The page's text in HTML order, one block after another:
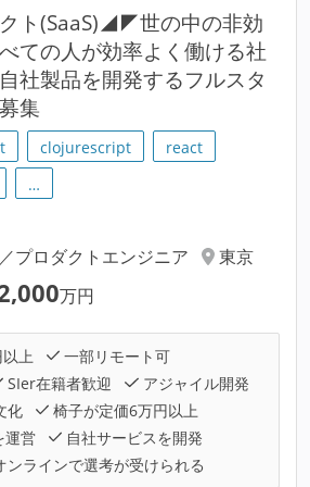
ト(SaaS)◢◤世の中の非効
ての人が効率よく働ける社
社製品を開発するフルスタ
集
clojurescript
react
…
プロダクトエンジニア
東京
万円
上
一部リモート可
SIer在籍者歓迎
アジャイル開発
化
椅子が定価6万円以上
運営
自社サービスを開発
ンラインで選考が受けられる